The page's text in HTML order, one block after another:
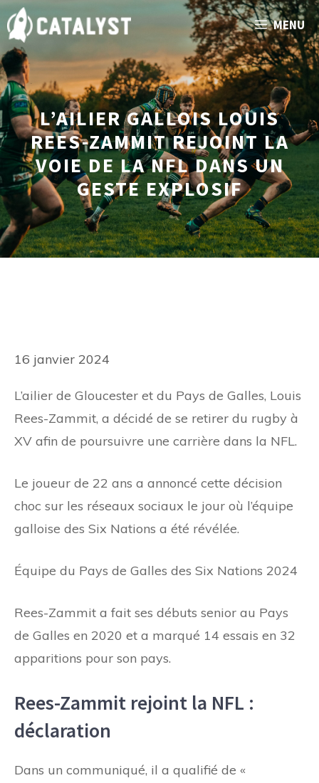
Aller
au
contenu
MENU
L’AILIER GALLOIS LOUIS
REES-ZAMMIT REJOINT LA
VOIE DE LA NFL DANS UN
GESTE EXPLOSIF
16 janvier 2024
L’ailier de Gloucester et du Pays de Galles, Louis
Rees-Zammit, a décidé de se retirer du rugby à
XV afin de poursuivre une carrière dans la NFL.
Le joueur de 22 ans a annoncé cette décision
choc sur les réseaux sociaux le jour où l’équipe
galloise des Six Nations a été révélée.
Équipe du Pays de Galles des Six Nations 2024
Rees-Zammit a fait ses débuts senior au Pays
de Galles en 2020 et a marqué 14 essais en 32
apparitions pour son pays.
Rees-Zammit rejoint la NFL :
déclaration
Dans un communiqué, il a qualifié de «